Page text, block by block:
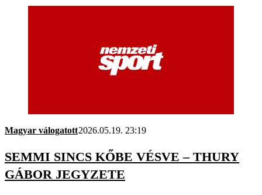
Magyar válogatott2026.05.19. 23:19
SEMMI SINCS KŐBE VÉSVE – THURY
GÁBOR JEGYZETE